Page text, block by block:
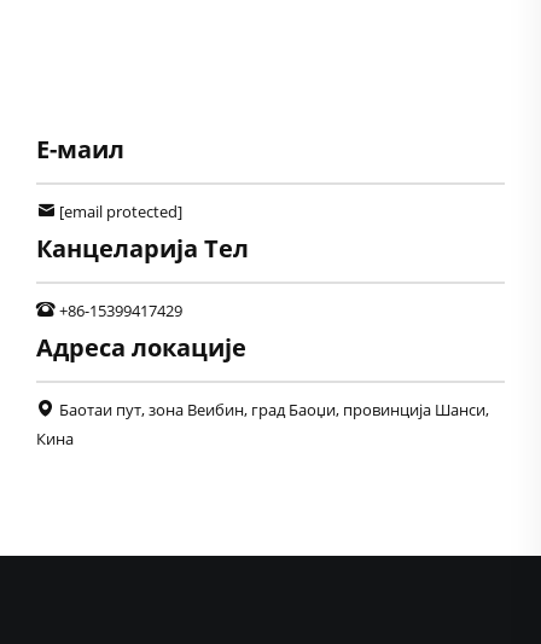
Е-маил
[email protected]
Канцеларија Тел
+86-15399417429
Адреса локације
Баотаи пут, зона Веибин, град Баоџи, провинција Шанси,
Кина